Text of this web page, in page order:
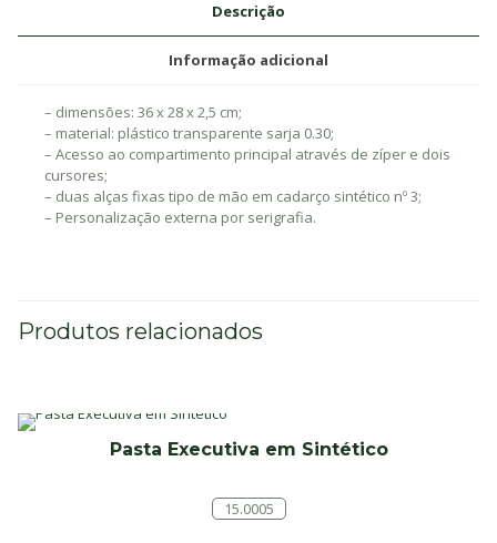
Descrição
Informação adicional
– dimensões: 36 x 28 x 2,5 cm;
– material: plástico transparente sarja 0.30;
– Acesso ao compartimento principal através de zíper e dois
cursores;
– duas alças fixas tipo de mão em cadarço sintético nº 3;
– Personalização externa por serigrafia.
Produtos relacionados
Pasta Executiva em Sintético
15.0005